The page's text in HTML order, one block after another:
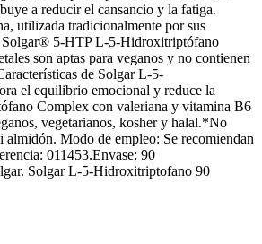
a reducir el cansancio y la fatiga.
utilizada tradicionalmente por sus
Solgar® 5-HTP L-5-Hidroxitriptófano
son aptas para veganos y no contienen
de Solgar L-5-
el equilibrio emocional y reduce la
Complex con valeriana y vitamina B6
vegetarianos, kosher y halal.*No
almidón. Modo de empleo: Se recomiendan
011453.Envase: 90
Solgar L-5-Hidroxitriptofano 90